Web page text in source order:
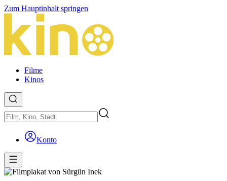
Zum Hauptinhalt springen
Filme
Kinos
Konto